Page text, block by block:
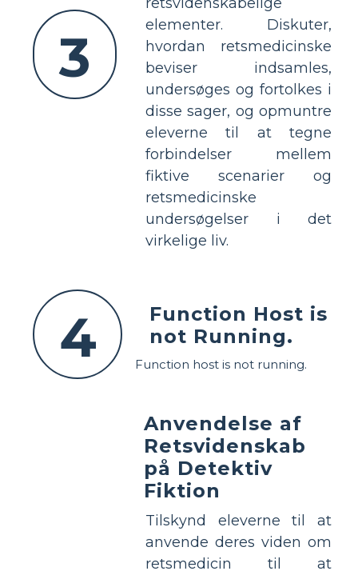
3
elementer. Diskuter,
hvordan retsmedicinske
beviser indsamles,
undersøges og fortolkes i
disse sager, og opmuntre
eleverne til at tegne
forbindelser mellem
fiktive scenarier og
retsmedicinske
undersøgelser i det
virkelige liv.
4
Function Host is
not Running.
Function host is not running.
Anvendelse af
Retsvidenskab
på Detektiv
Fiktion
Tilskynd eleverne til at
anvende deres viden om
retsmedicin til at